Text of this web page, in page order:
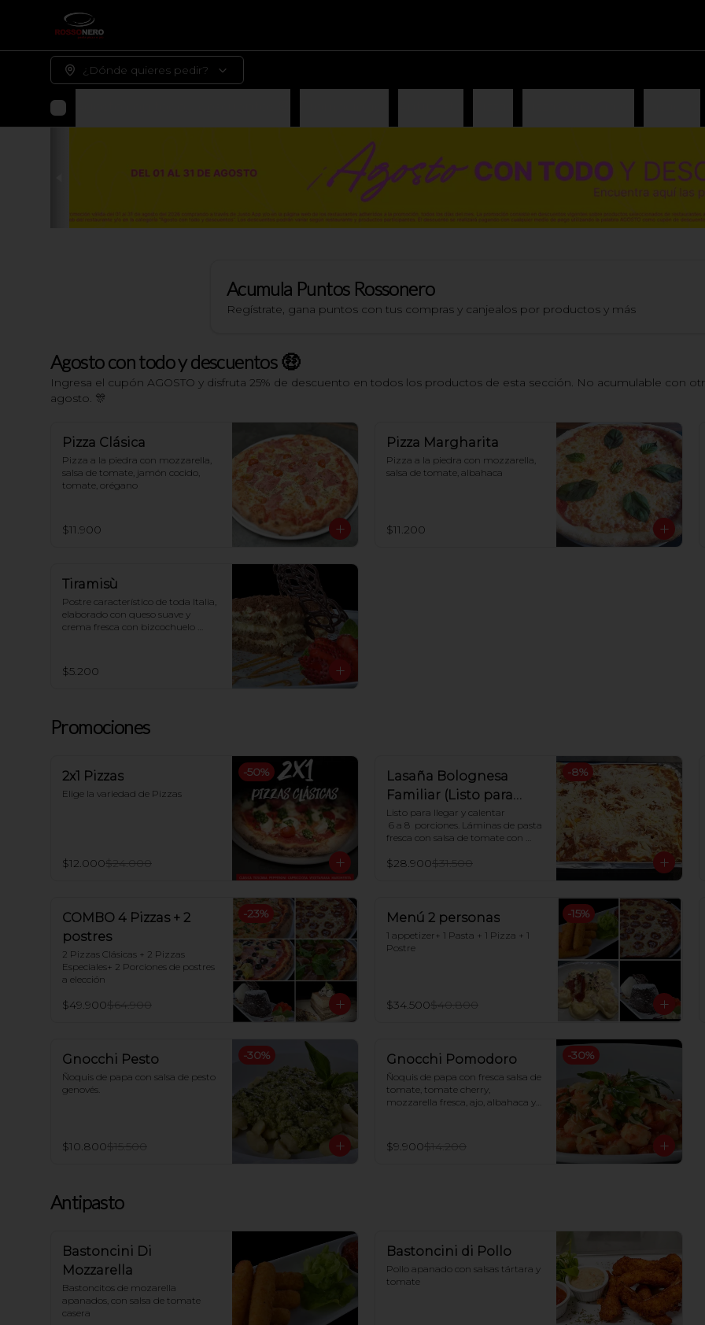
¿Dónde quieres pedir?
Acumula Puntos Rossonero
Regístrate, gana puntos con tus compras y canjealos por productos y más
Agosto con todo y descuentos 🤑
Ingresa el cupón AGOSTO y disfruta 25% de descuento en todos los productos de esta sección. No acumulable con
agosto. 🎊
Pizza Clásica
Pizza a la piedra con mozzarella,
salsa de tomate, jamón cocido,
tomate, orégano
$11.900
Pizza Margharita
Pizza a la piedra con mozzarella,
salsa de tomate, albahaca
$11.200
Tiramisù
Postre característico de toda Italia,
elaborado con queso suave y
crema fresca con bizcochuelo
$5.200
Promociones
-50%
2x1 Pizzas
Elige la variedad de Pizzas
$12.000$24.000
-8%
Lasaña Bolognesa
Familiar (Listo para
hornear en casa)
Listo para llegar y calentar
6 a 8  porciones. Láminas de pasta
fresca con salsa de tomate con
mozzarella
horno a 180ºC y Poner en horno
por 30 minutos.
$28.900$31.500
-23%
COMBO 4 Pizzas + 2
postres
2 Pizzas Clásicas + 2 Pizzas
Especiales+ 2 Porciones de postres
a elección
$49.900$64.900
-15%
Menú 2 personas
1 appetizer+ 1 Pasta + 1 Pizza + 1
Postre
$34.500$40.800
-30%
Gnocchi Pesto
Ñoquis de papa con salsa de pesto
genovés.
$10.800$15.500
-30%
Gnocchi Pomodoro
Ñoquis de papa con fresca salsa de
tomate, tomate cherry,
mozzarella fresca, ajo, albahaca y
$9.900$14.200
Antipasto
Bastoncini Di
Mozzarella
Bastoncitos de mozarella
apanados, con salsa de tomate
casera
Bastoncini di Pollo
Pollo apanado con salsas tártara y
tomate